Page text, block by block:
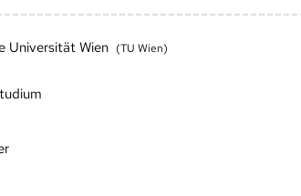
Universität Wien (TU Wien)